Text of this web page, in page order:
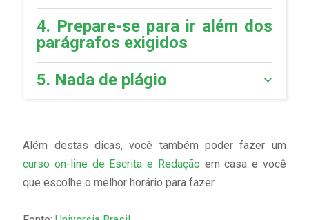
4. Prepare-se para ir além dos
parágrafos exigidos
5. Nada de plágio
Além destas dicas, você também poder fazer um
curso on-line de Escrita e Redação em casa e você
que escolhe o melhor horário para fazer.